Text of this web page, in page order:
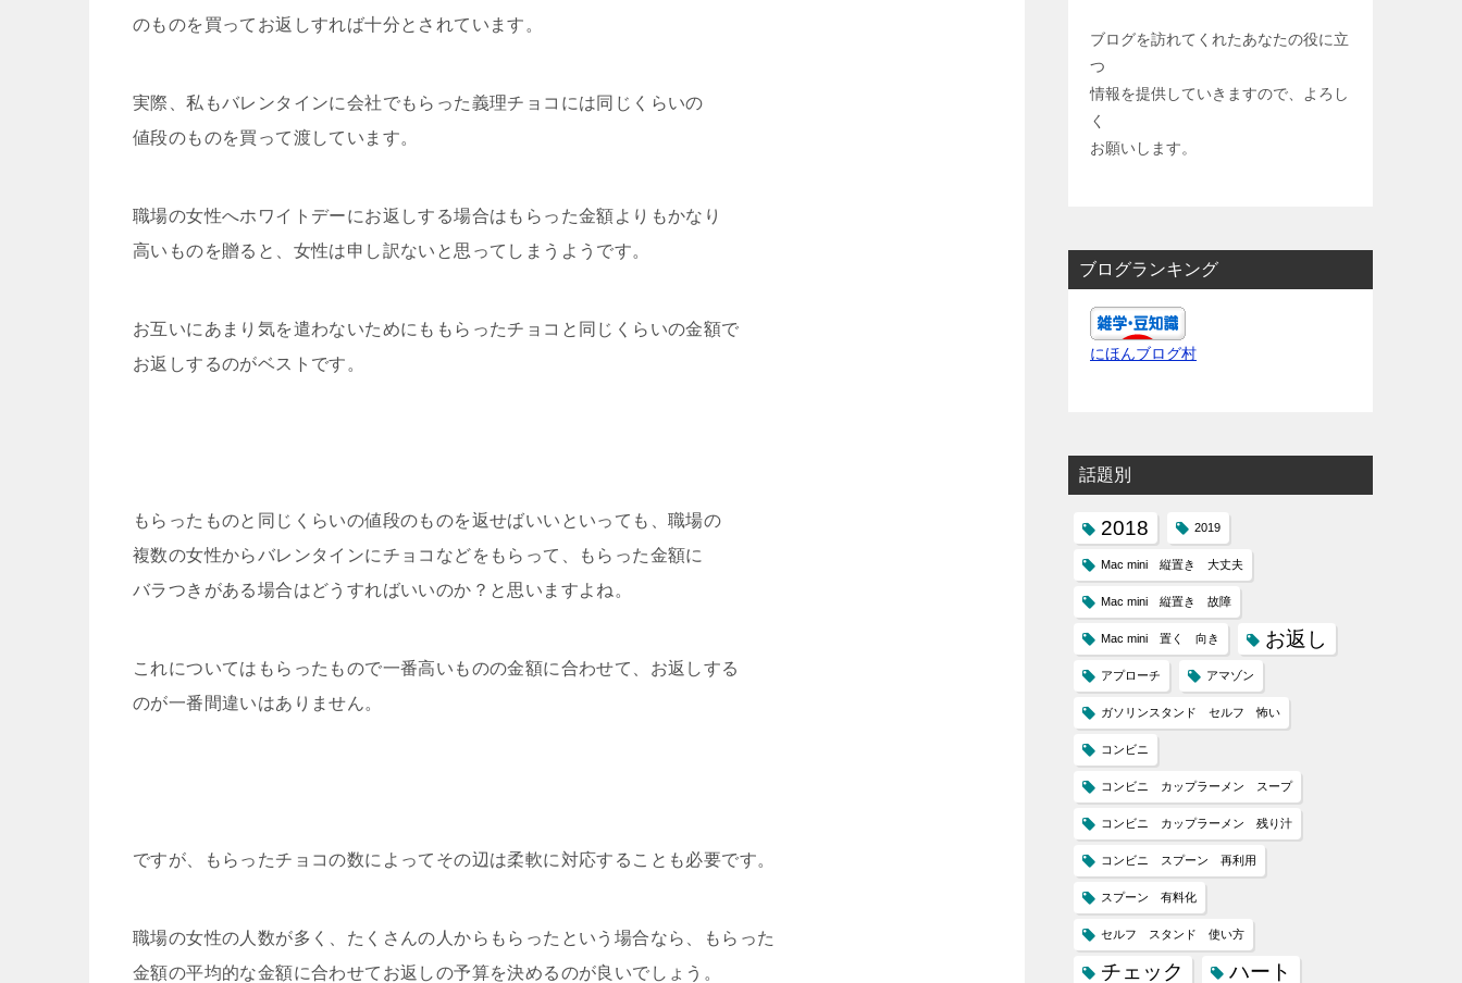
のものを買ってお返しすれば十分とされています。
実際、私もバレンタインに会社でもらった義理チョコには同じくらいの
値段のものを買って渡しています。
職場の女性へホワイトデーにお返しする場合はもらった金額よりもかなり
高いものを贈ると、女性は申し訳ないと思ってしまうようです。
お互いにあまり気を遣わないためにももらったチョコと同じくらいの金額で
お返しするのがベストです。
もらったものと同じくらいの値段のものを返せばいいといっても、職場の
複数の女性からバレンタインにチョコなどをもらって、もらった金額に
バラつきがある場合はどうすればいいのか？と思いますよね。
これについてはもらったもので一番高いものの金額に合わせて、お返しする
のが一番間違いはありません。
ですが、もらったチョコの数によってその辺は柔軟に対応することも必要です。
職場の女性の人数が多く、たくさんの人からもらったという場合なら、もらった
金額の平均的な金額に合わせてお返しの予算を決めるのが良いでしょう。
ブログを訪れてくれたあなたの役に立
つ
情報を提供していきますので、よろし
く
お願いします。
ブログランキング
にほんブログ村
話題別
2018 2019
Mac mini 縦置き 大丈夫
Mac mini 縦置き 故障
Mac mini 置く 向き お返し
アプローチ アマゾン
ガソリンスタンド セルフ 怖い
コンビニ
コンビニ カップラーメン スープ
コンビニ カップラーメン 残り汁
コンビニ スプーン 再利用
スプーン 有料化
セルフ スタンド 使い方
チェック ハート